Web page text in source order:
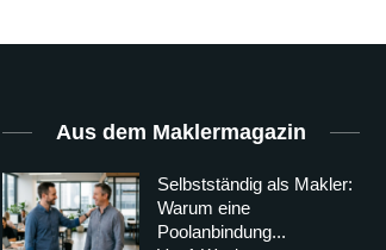
Aus dem Maklermagazin
Selbstständig als Makler:
Warum eine
Poolanbindung...